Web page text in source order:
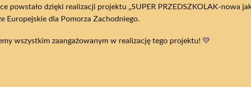
powstało dzięki realizacji projektu „SUPER PRZEDSZKOLAK-nowa
Europejskie dla Pomorza Zachodniego.
wszystkim zaangażowanym w realizację tego projektu! 💛